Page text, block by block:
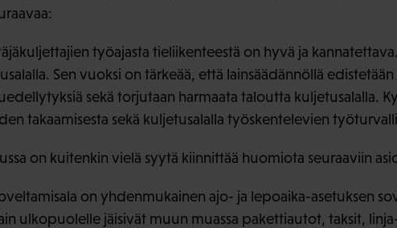
työajasta tieliikenteestä on hyvä ja
Sen vuoksi on tärkeää, että lainsäädännöllä
sekä torjutaan harmaata taloutta kuljetusalalla.
takaamisesta sekä kuljetusalalla työskentelevien
on kuitenkin vielä syytä kiinnittää huomiota seuraaviin
on yhdenmukainen ajo- ja lepoaika-asetuksen
ulkopuolelle jäisivät muun muassa pakettiautot, taksit,